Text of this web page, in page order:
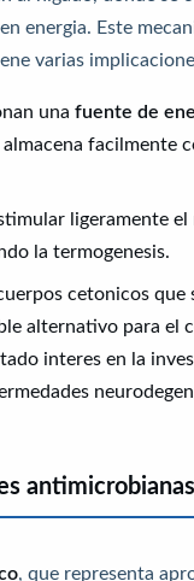
energia. Este
varias
una fuente de
facilmente
ligeramente el
la termogenesis.
cetonicos que
alternativo para el
interes en la
, que representa